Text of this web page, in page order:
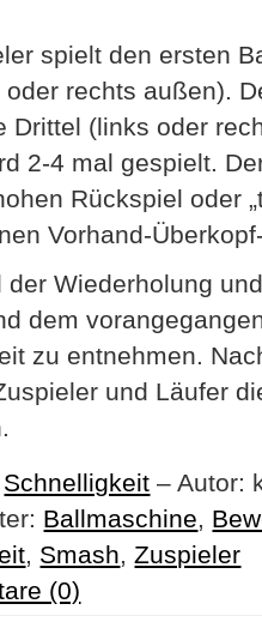
spielt den ersten
oder rechts außen).
Drittel (links oder
2-4 mal gespielt.
Rückspiel oder
Vorhand-
der Wiederholung
dem
zu entnehmen.
und Läufer
Schnelligkeit – Autor:
Ballmaschine,
, Smash,Zuspieler
(0)